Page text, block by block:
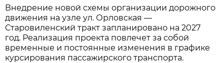
Внедрение новой схемы организации дорожного
движения на узле ул. Орловская —
Старовиленский тракт запланировано на 2027
год. Реализация проекта повлечет за собой
временные и постоянные изменения в графике
курсирования пассажирского транспорта.